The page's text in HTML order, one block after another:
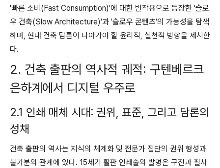
'빠른 소비(Fast Consumption)'에 대한 반작용으로 등장한 '슬로
우 건축(Slow Architecture)'과 '슬로우 콘텐츠'의 가능성을 탐색
하며, 현대 건축 담론이 나아가야 할 윤리적, 실천적 방향을 제시한
다.
2. 건축 출판의 역사적 궤적: 구텐베르크
은하계에서 디지털 우주로
2.1 인쇄 매체 시대: 권위, 표준, 그리고 담론의
성채
건축 출판의 역사는 지식의 체계화 및 전문가 집단의 권위 형성과
불가분의 관계에 있다. 15세기 활판 인쇄술의 발명은 구전과 필사